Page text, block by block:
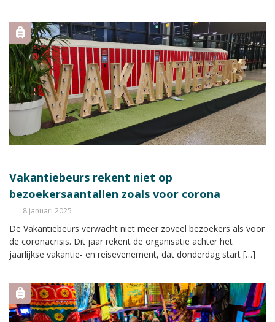
Vakantiebeurs rekent niet op
bezoekersaantallen zoals voor corona
8 januari 2025
De Vakantiebeurs verwacht niet meer zoveel bezoekers als voor
de coronacrisis. Dit jaar rekent de organisatie achter het
jaarlijkse vakantie- en reisevenement, dat donderdag start […]